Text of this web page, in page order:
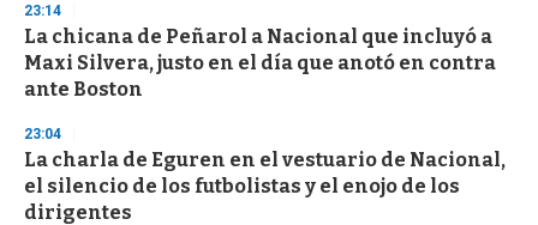
d
s
o
f
3
s
e
c
o
n
23:14
La chicana de Peñarol a Nacional que incluyó a
Maxi Silvera, justo en el día que anotó en contra
ante Boston
23:04
La charla de Eguren en el vestuario de Nacional,
el silencio de los futbolistas y el enojo de los
dirigentes